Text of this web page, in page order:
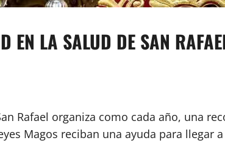
EN LA SALUD DE SAN
Rafael organiza como cada año, una
Magos reciban una ayuda para llegar